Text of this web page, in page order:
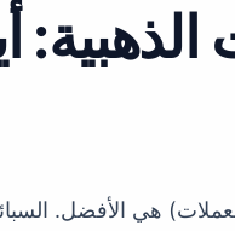
هي الأفضل.